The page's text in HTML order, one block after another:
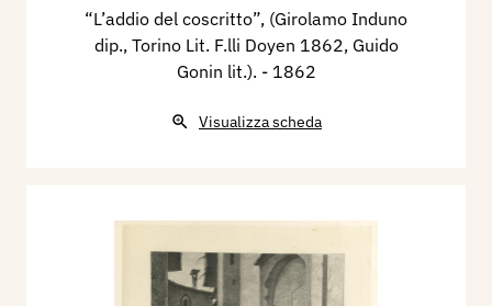
“L’addio del coscritto”, (Girolamo Induno
dip., Torino Lit. F.lli Doyen 1862, Guido
Gonin lit.). - 1862
Visualizza scheda